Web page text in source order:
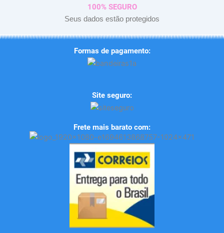
100% SEGURO
Seus dados estão protegidos
Formas de pagamento:
Site seguro:
Frete mais barato com: